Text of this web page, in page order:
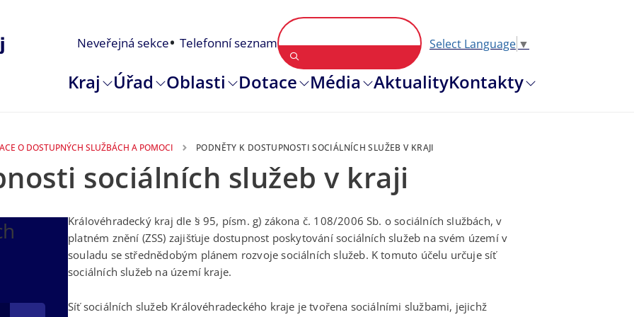
Neveřejná sekce Telefonní seznam Select Language ▼
Kraj Úřad Oblasti Dotace Média AktualityKontakty
O DOSTUPNÝCH SLUŽBÁCH A POMOCI PODNĚTY K DOSTUPNOSTI SOCIÁLNÍCH SLUŽEB V KRAJI
sociálních služeb v kraji
Královéhradecký kraj dle § 95, písm. g) zákona č. 108/2006 Sb. o sociálních službách, v
platném znění (ZSS) zajišťuje dostupnost poskytování sociálních služeb na svém území v
souladu se střednědobým plánem rozvoje sociálních služeb. K tomuto účelu určuje síť
sociálních služeb na území kraje.
Síť sociálních služeb Královéhradeckého kraje je tvořena sociálními službami, jejichž